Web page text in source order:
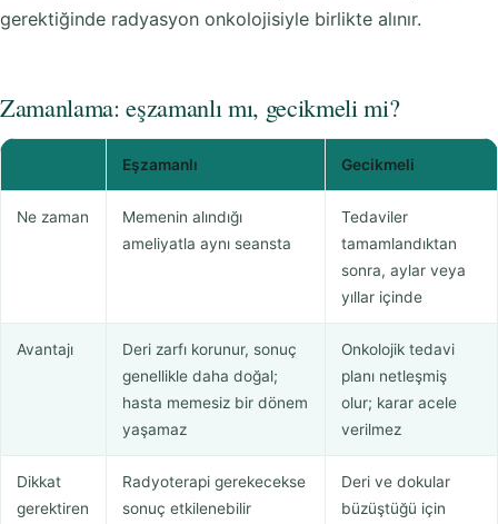
gerektiğinde radyasyon onkolojisiyle birlikte alınır.
Zamanlama: eşzamanlı mı, gecikmeli mi?
Eşzamanlı Gecikmeli
Ne zaman
Memenin alındığı
ameliyatla aynı seansta
Tedaviler
tamamlandıktan
sonra, aylar veya
yıllar içinde
Avantajı
Deri zarfı korunur, sonuç
genellikle daha doğal;
hasta memesiz bir dönem
yaşamaz
Onkolojik tedavi
planı netleşmiş
olur; karar acele
verilmez
Dikkat
gerektiren
Radyoterapi gerekecekse
sonuç etkilenebilir
Deri ve dokular
büzüştüğü için